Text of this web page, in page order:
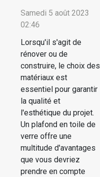
Samedi 5 août 2023
02:46
Lorsqu'il s'agit de
rénover ou de
construire, le choix des
matériaux est
essentiel pour garantir
la qualité et
l'esthétique du projet.
Un plafond en toile de
verre offre une
multitude d'avantages
que vous devriez
prendre en compte